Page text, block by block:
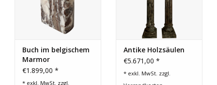
Buch im belgischem
Marmor
€1.899,00 *
* exkl. MwSt. zzgl.
Antike Holzsäulen
€5.671,00 *
* exkl. MwSt. zzgl.